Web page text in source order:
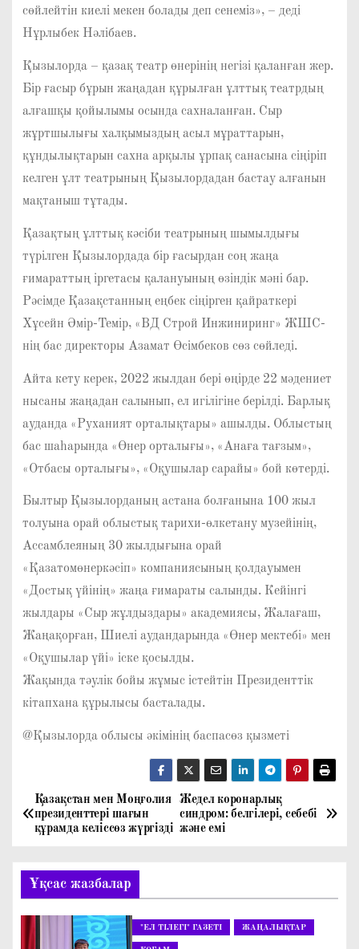
сөйлейтін киелі мекен болады деп сенеміз», – деді
Нұрлыбек Нәлібаев.
Қызылорда – қазақ театр өнерінің негізі қаланған жер.
Бір ғасыр бұрын жаңадан құрылған ұлттық театрдың
алғашқы қойылымы осында сахналанған. Сыр
жұртшылығы халқымыздың асыл мұраттарын,
құндылықтарын сахна арқылы ұрпақ санасына сіңіріп
келген ұлт театрының Қызылордадан бастау алғанын
мақтаныш тұтады.
Қазақтың ұлттық кәсіби театрының шымылдығы
түрілген Қызылордада бір ғасырдан соң жаңа
ғимараттың іргетасы қалануының өзіндік мәні бар.
Рәсімде Қазақстанның еңбек сіңірген қайраткері
Хұсейн Әмір-Темір, «ВД Строй Инжиниринг» ЖШС-
нің бас директоры Азамат Өсімбеков сөз сөйледі.
Айта кету керек, 2022 жылдан бері өңірде 22 мәдениет
нысаны жаңадан салынып, ел игілігіне берілді. Барлық
ауданда «Руханият орталықтары» ашылды. Облыстың
бас шаһарында «Өнер орталығы», «Анаға тағзым»,
«Отбасы орталығы», «Оқушылар сарайы» бой көтерді.
Былтыр Қызылорданың астана болғанына 100 жыл
толуына орай облыстық тарихи-өлкетану музейінің,
Ассамблеяның 30 жылдығына орай
«Қазатомөнеркәсіп» компаниясының қолдауымен
«Достық үйінің» жаңа ғимараты салынды. Кейінгі
жылдары «Сыр жұлдыздары» академиясы, Жалағаш,
Жаңақорған, Шиелі аудандарында «Өнер мектебі» мен
«Оқушылар үйі» іске қосылды.
Жақында тәулік бойы жұмыс істейтін Президенттік
кітапхана құрылысы басталады.
@Қызылорда облысы әкімінің баспасөз қызметі
Н
в
и
г
Жедел коронарлық
синдром: белгілері, себебі
және емі
Қазақстан мен Моңғолия
президенттері шағын
құрамда келіссөз жүргізді
Ұқсас жазбалар
"ЕЛ ТІЛЕГІ" ГАЗЕТІ ЖАҢАЛЫҚТАР